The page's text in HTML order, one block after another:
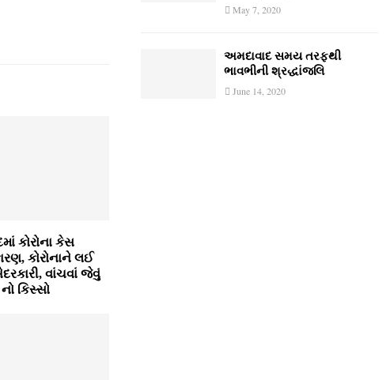
કોરોના કેસ
કોરોનાને લઈ
વાંચવાં જેવું
કિસ્સો
May 7, 2020
અમદાવાદ સમય તરફથી
ભાવભીની શ્રદ્ધાંજલિ
June 14, 2020